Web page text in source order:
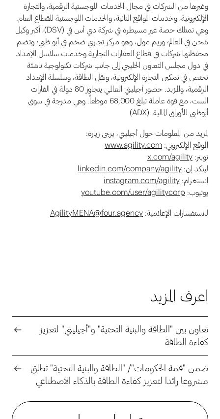
وغيرها من الشركات في مجال الخدمات اللوجستية الرقمية، والتجارة
الإلكترونية، وخدمات المواقع النائية، والخدمات اللوجستية للقطاع العام.
وهي تمتلك حصة غير مسيطرة في شركة دي أس في (DSV)، أكبر وكيل
شحن في العالم؛ وريم مول، وهو مركز تجاري ضخم في أبو ظبي؛ وتضم
محفظتها شركات في قطاع العقارات التجارية وخدمات سلاسل الإمداد
في دول مجلس التعاون الخليجي إلى جانب شركات تكنولوجية ناشئة
تختص في تمكين التجارة الإلكترونية، ونقل الطاقة، وسلسلة الإمداد
الرقمية، والمزيد. حضور أجيليتي العالمي يتجاوز 80 دولة في القارات
الست، مع قوة عاملة تبلغ 68,000 موظفاً. وهي مدرجة في سوق
أبوظبي للأوراق المالية .(ADX)
لمزيد من المعلومات حول أجيليتي، يرجى زيارة:
الموقع الإلكتروني: www.agility.com
تويتر: x.com/agility
لينكد إن: linkedin.com/company/agility
إنستغرام: instagram.com/agility
يوتيوب: youtube.com/user/agilitycorp
للاستفسارات الإعلامية: AgilityMENA@four.agency
اعرف المزيد
تعاون بين "الطاقة والبنية التحتية" و"أجيليتي" لتعزيز
كفاءة الطاقة
ضمن "قمة الحكومات"/ "الطاقة والبنية التحتية" تطلق
مشروعا رائدا لتعزيز كفاءة الطاقة بالذكاء الاصطناعي